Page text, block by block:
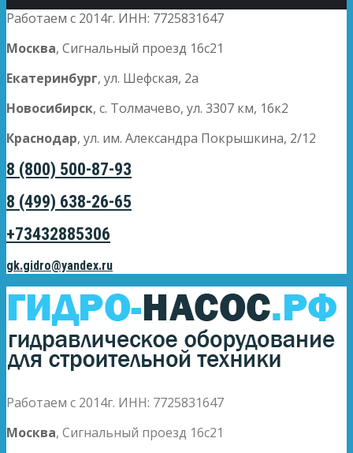
Работаем с 2014г. ИНН: 7725831647
Москва, Сигнальный проезд 16с21
Екатеринбург, ул. Шефская, 2а
Новосибирск, с. Толмачево, ул. 3307 км, 16к2
Краснодар, ул. им. Александра Покрышкина, 2/12
8 (800) 500-87-93
8 (499) 638-26-65
+73432885306
gk.gidro@yandex.ru
Работаем с 2014г. ИНН: 7725831647
Москва, Сигнальный проезд 16с21